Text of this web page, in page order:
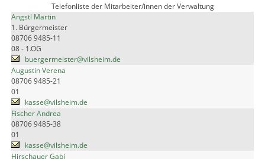
Telefonliste der Mitarbeiter/innen der Verwaltung
Angstl Martin
1. Bürgermeister
08706 9485-11
08 - 1.OG
buergermeister@vilsheim.de
Augustin Verena
08706 9485-21
01
kasse@vilsheim.de
Fischer Andrea
08706 9485-38
01
kasse@vilsheim.de
Hirschauer Gabi